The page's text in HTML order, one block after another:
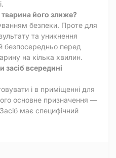
його злиже?
безпеки. Проте для
та уникнення
безпосередньо перед
на кілька хвилин.
всередині
і в приміщенні для
основне призначення —
має специфічний